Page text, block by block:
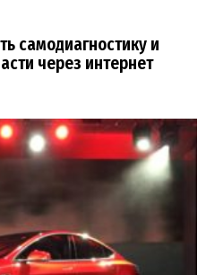
самодиагностику и
через интернет